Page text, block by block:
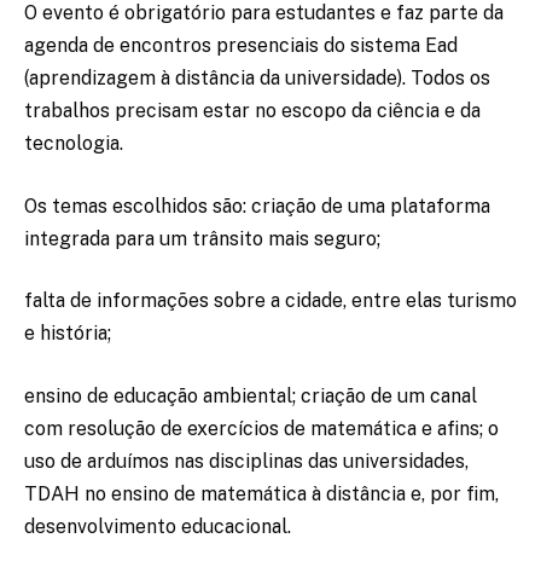
O evento é obrigatório para estudantes e faz parte da
agenda de encontros presenciais do sistema Ead
(aprendizagem à distância da universidade). Todos os
trabalhos precisam estar no escopo da ciência e da
tecnologia.
Os temas escolhidos são: criação de uma plataforma
integrada para um trânsito mais seguro;
falta de informações sobre a cidade, entre elas turismo
e história;
ensino de educação ambiental; criação de um canal
com resolução de exercícios de matemática e afins; o
uso de arduímos nas disciplinas das universidades,
TDAH no ensino de matemática à distância e, por fim,
desenvolvimento educacional.